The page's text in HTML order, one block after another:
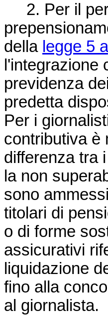
2. Per il
della legge 5
l'integrazione
previdenza
predetta
Per i
contributiva è
differenza tra
la non
sono
titolari di
o di forme
assicurativi
liquidazione
fino alla
al giornalista.